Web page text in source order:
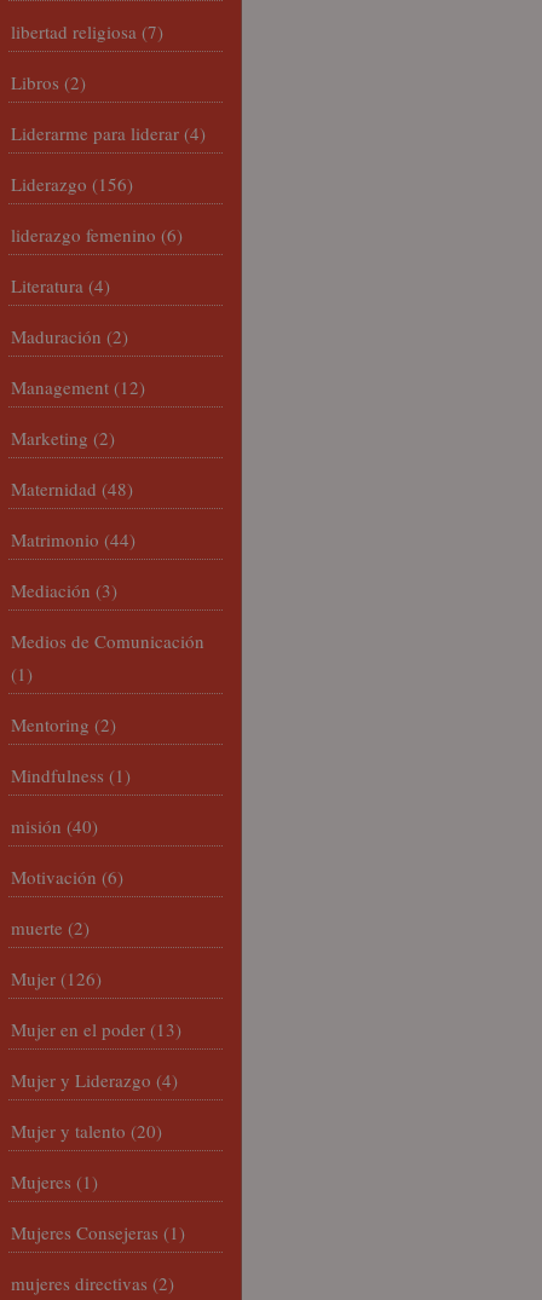
libertad religiosa (7)
Libros (2)
Liderarme para liderar (4)
Liderazgo (156)
liderazgo femenino (6)
Literatura (4)
Maduración (2)
Management (12)
Marketing (2)
Maternidad (48)
Matrimonio (44)
Mediación (3)
Medios de Comunicación
(1)
Mentoring (2)
Mindfulness (1)
misión (40)
Motivación (6)
muerte (2)
Mujer (126)
Mujer en el poder (13)
Mujer y Liderazgo (4)
Mujer y talento (20)
Mujeres (1)
Mujeres Consejeras (1)
mujeres directivas (2)